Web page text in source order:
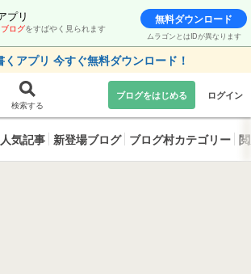
プリ
ログをすばやく見られます
無料ダウンロード
ムラゴンとはIDが異なります
くアプリ 今すぐ無料ダウンロード！
検索する
ブログをはじめる ログイン
人気記事 新登場ブログ ブログ村カテゴリー